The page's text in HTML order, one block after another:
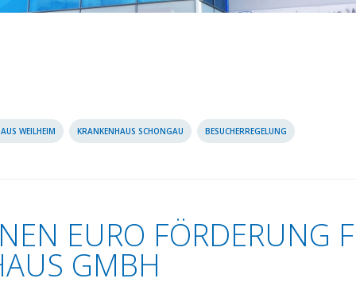
WEILHEIM KRANKENHAUS SCHONGAU BESUCHERREGELUNG
EURO FÖRDERUNG
GMBH